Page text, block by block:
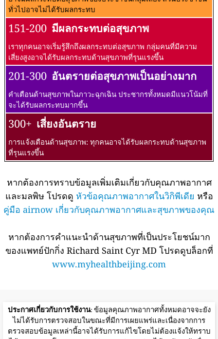
ทั่วไปอาจไม่ได้รับผลกระทบ
151-200 มีผลกระทบต่อสุขภาพ
เราทุกคนอาจเริ่มรู้สึกถึงผลกระทบต่อสุขภาพ กลุ่มคนที่มีความ
เสี่ยงสูงอาจได้รับผลกระทบด้านสุขภาพที่รุนแรงขึ้น
201-300 อันตรายต่อสุขภาพเป็นอย่างมาก
คำเตือนด้านสุขภาพในภาวะฉุกเฉิน ประชากรทั้งหมดมีแนวโน้มที่
จะได้รับผลกระทบมากขึ้น
300+ เสี่ยงอันตราย
การแจ้งเตือนด้านสุขภาพ: ทุกคนอาจได้รับผลกระทบด้านสุขภาพ
ที่รุนแรงขึ้น
หากต้องการทราบข้อมูลเพิ่มเติมเกี่ยวกับคุณภาพอากาศ
และมลพิษ โปรดดู หัวข้อคุณภาพอากาศในวิกิพีเดีย หรือ
คู่มือ airnow เกี่ยวกับคุณภาพอากาศและสุขภาพของคุณ
หากต้องการคำแนะนำด้านสุขภาพที่เป็นประโยชน์มาก
ของแพทย์ปักกิ่ง Richard Saint Cyr MD โปรดดูบล็อกที่
www.myhealthbeijing.com
ประกาศเกี่ยวกับการใช้งาน: ข้อมูลคุณภาพอากาศทั้งหมดอาจจะยัง
ไม่ได้รับการตรวจสอบในขณะที่มีการเผยแพร่และเนื่องจากการ
ตรวจสอบข้อมูลเหล่านี้อาจได้รับการแก้ไขโดยไม่ต้องแจ้งให้ทราบ